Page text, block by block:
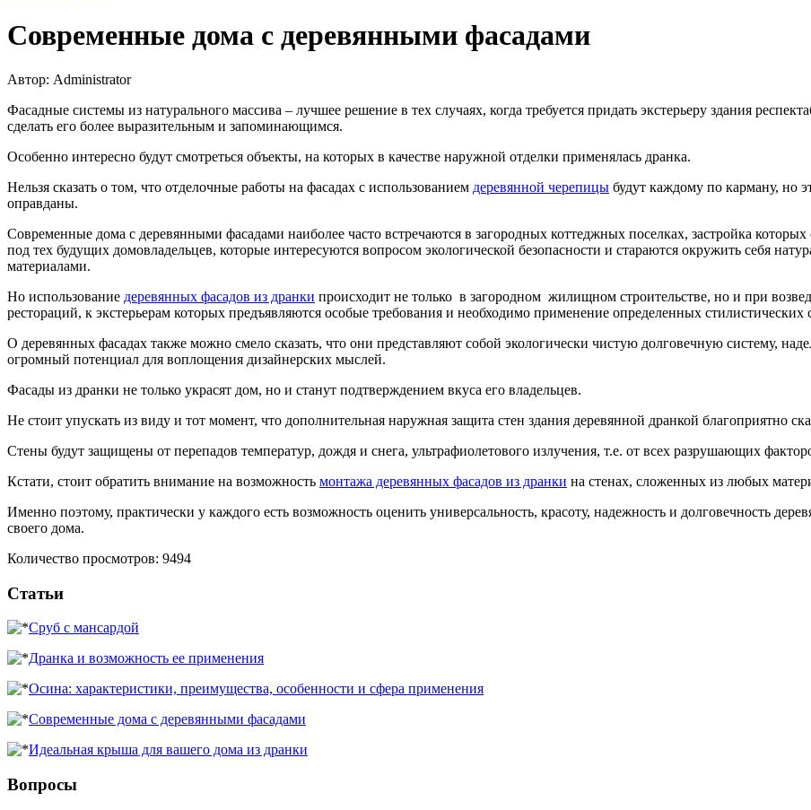
Современные дома с деревянными фасадами
Автор: Administrator
Фасадные системы из натурального массива – лучшее решение в тех случаях, когда требуется придать экстерьеру здания
сделать его более выразительным и запоминающимся.
Особенно интересно будут смотреться объекты, на которых в качестве наружной отделки применялась дранка.
Нельзя сказать о том, что отделочные работы на фасадах с использованием деревянной черепицы будут каждому по карману, но
оправданы.
Современные дома с деревянными фасадами наиболее часто встречаются в загородных коттеджных поселках, застройка которых
под тех будущих домовладельцев, которые интересуются вопросом экологической безопасности и стараются окружить себя
материалами.
Но использование деревянных фасадов из дранки происходит не только в загородном жилищном строительстве, но и при
рестораций, к экстерьерам которых предъявляются особые требования и необходимо применение определенных стилистических
О деревянных фасадах также можно смело сказать, что они представляют собой экологически чистую долговечную систему,
огромный потенциал для воплощения дизайнерских мыслей.
Фасады из дранки не только украсят дом, но и станут подтверждением вкуса его владельцев.
Не стоит упускать из виду и тот момент, что дополнительная наружная защита стен здания деревянной дранкой благоприятно
Стены будут защищены от перепадов температур, дождя и снега, ультрафиолетового излучения, т.е. от всех разрушающих
Кстати, стоит обратить внимание на возможность монтажа деревянных фасадов из дранки на стенах, сложенных из любых
Именно поэтому, практически у каждого есть возможность оценить универсальность, красоту, надежность и долговечность
своего дома.
Количество просмотров: 9494
Статьи
Сруб с мансардой
Дранка и возможность ее применения
Осина: характеристики, преимущества, особенности и сфера применения
Современные дома с деревянными фасадами
Идеальная крыша для вашего дома из дранки
Вопросы